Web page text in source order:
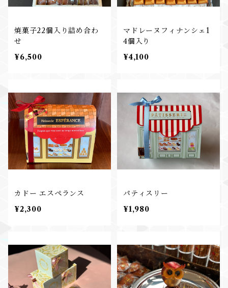
焼菓子22個入り詰め合わ
せ
¥6,500
マドレーヌフィナンシェ1
4個入り
¥4,100
カドー エスペランス
¥2,300
パティスリー
¥1,980